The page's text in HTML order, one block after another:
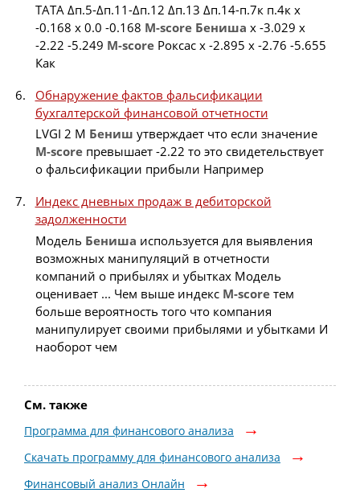
ТАТА Δп.5-Δп.11-Δп.12 Δп.13 Δп.14-п.7к п.4к x
-0.168 x 0.0 -0.168 M-score Бениша x -3.029 x
-2.22 -5.249 M-scoreРоксас x -2.895 x -2.76 -5.655
Как
Обнаружение фактов фальсификации
бухгалтерской финансовой отчетности
LVGI 2 М Бениш утверждает что если значение
M-scoreпревышает -2.22 то это свидетельствует
о фальсификации прибыли Например
Индекс дневных продаж в дебиторской
задолженности
Модель Бениша используется для выявления
возможных манипуляций в отчетности
компаний о прибылях и убытках Модель
оценивает ... Чем выше индекс M-scoreтем
больше вероятность того что компания
манипулирует своими прибылями и убытками И
наоборот чем
См. также
Программа для финансового анализа
Скачать программу для финансового анализа
Финансовый анализ Онлайн